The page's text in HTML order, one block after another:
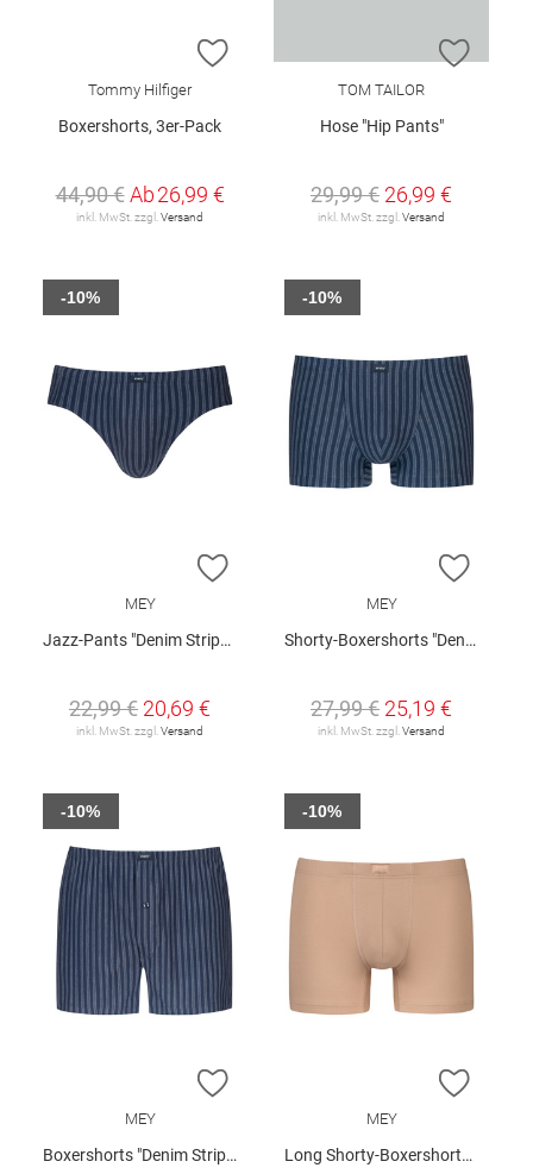
ZUR WUNSCHLISTE HINZUFÜGEN
Tommy Hilfiger
Boxershorts, 3er-Pack
44,90 € Ab26,99 €
inkl. MwSt. zzgl. Versand
ZUR
TOM TAILOR
Hose "Hip Pants"
29,99 € 26,99 €
inkl. MwSt. zzgl. Versand
ZUR WUNSCHLISTE HINZUFÜGEN
MEY
Jazz-Pants "Denim Stripes"
22,99 € 20,69 €
inkl. MwSt. zzgl.Versand
-10%
ZUR
MEY
Shorty-Boxershorts "Denim Stripes"
27,99 € 25,19 €
inkl. MwSt. zzgl.Versand
-10%
ZUR WUNSCHLISTE HINZUFÜGEN
MEY
Boxershorts "Denim Stripes"
-10%
ZUR
MEY
Long Shorty-Boxershorts "Business Class"
-10%